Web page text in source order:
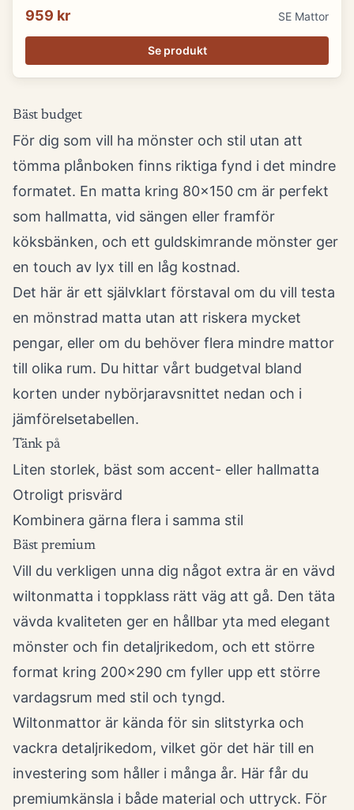
959 kr SE Mattor
Se produkt
Bäst budget
För dig som vill ha mönster och stil utan att
tömma plånboken finns riktiga fynd i det mindre
formatet. En matta kring 80x150 cm är perfekt
som hallmatta, vid sängen eller framför
köksbänken, och ett guldskimrande mönster ger
en touch av lyx till en låg kostnad.
Det här är ett självklart förstaval om du vill testa
en mönstrad matta utan att riskera mycket
pengar, eller om du behöver flera mindre mattor
till olika rum. Du hittar vårt budgetval bland
korten under nybörjaravsnittet nedan och i
jämförelsetabellen.
Tänk på
Liten storlek, bäst som accent- eller hallmatta
Otroligt prisvärd
Kombinera gärna flera i samma stil
Bäst premium
Vill du verkligen unna dig något extra är en vävd
wiltonmatta i toppklass rätt väg att gå. Den täta
vävda kvaliteten ger en hållbar yta med elegant
mönster och fin detaljrikedom, och ett större
format kring 200x290 cm fyller upp ett större
vardagsrum med stil och tyngd.
Wiltonmattor är kända för sin slitstyrka och
vackra detaljrikedom, vilket gör det här till en
investering som håller i många år. Här får du
premiumkänsla i både material och uttryck. För